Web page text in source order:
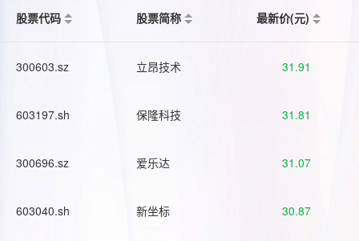
股票代码
股票简称 最新价(元)
300603.sz 立昂技术 31.91
603197.sh 保隆科技 31.81
300696.sz 爱乐达 31.07
603040.sh 新坐标 30.87